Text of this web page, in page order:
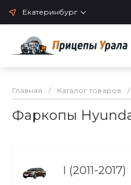
Екатеринбург
Главная / Каталог товаров /
Фаркопы
I (2011-2017)